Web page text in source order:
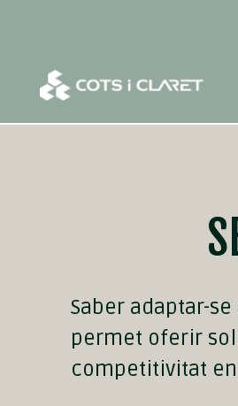
Saber adaptar-
permet oferir
competitivitat